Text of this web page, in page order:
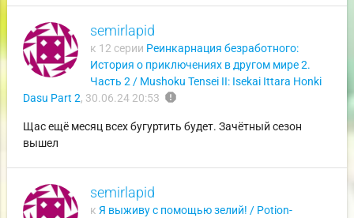
semirlapid
к 12 серии Реинкарнация безработного:
История о приключениях в другом мире 2.
Часть 2 / Mushoku Tensei II: Isekai Ittara Honki
Dasu Part 2, 30.06.24 20:53 report
Щас ещё месяц всех бугуртить будет. Зачётный сезон
вышел
semirlapid
к Я выживу с помощью зелий! / Potion-